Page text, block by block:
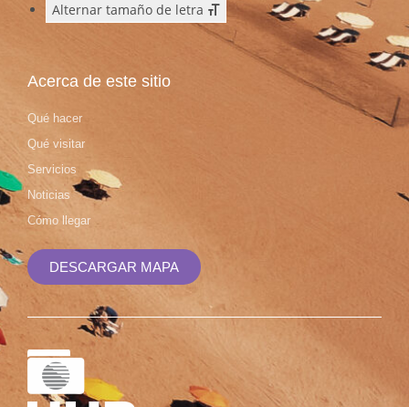
Alternar tamaño de letra
Acerca de este sitio
Qué hacer
Qué visitar
Servicios
Noticias
Cómo llegar
DESCARGAR MAPA